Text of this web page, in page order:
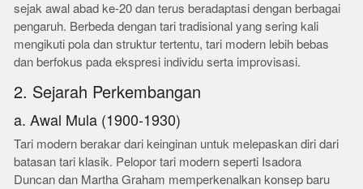
sejak awal abad ke-20 dan terus beradaptasi dengan berbagai
pengaruh. Berbeda dengan tari tradisional yang sering kali
mengikuti pola dan struktur tertentu, tari modern lebih bebas
dan berfokus pada ekspresi individu serta improvisasi.
2. Sejarah Perkembangan
a. Awal Mula (1900-1930)
Tari modern berakar dari keinginan untuk melepaskan diri dari
batasan tari klasik. Pelopor tari modern seperti Isadora
Duncan dan Martha Graham memperkenalkan konsep baru